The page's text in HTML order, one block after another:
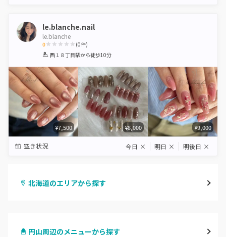
le.blanche.nail
le.blanche
0
1 2 3 4 5
(0件)
西１８丁目駅から徒歩10分
¥7,500 ¥8,000 ¥9,000
空き状況 今日 × 明日 × 明後日 ×
北海道のエリアから探す
円山周辺のメニューから探す